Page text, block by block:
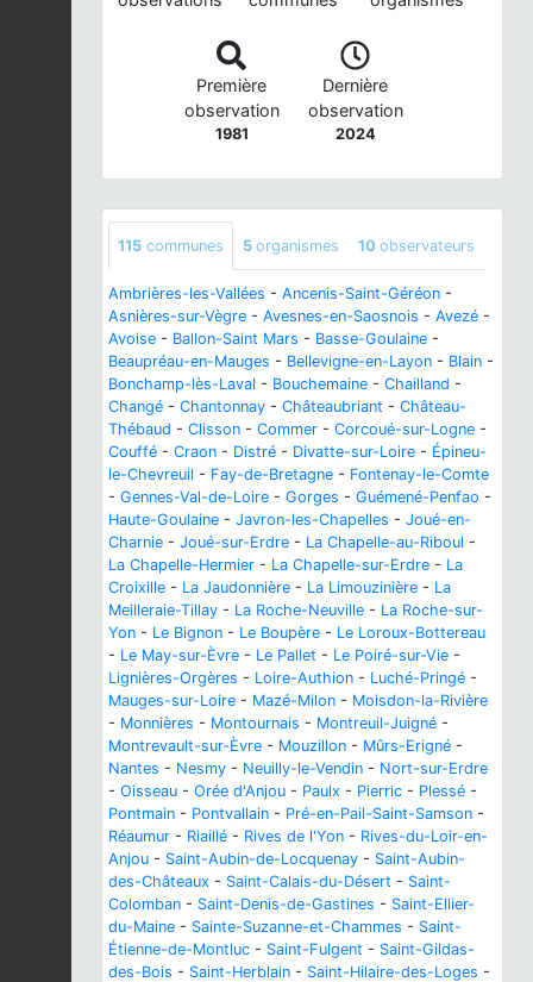
Première
observation
1981
Dernière
observation
2024
115 communes 5 organismes 10 observateurs
Ambrières-les-Vallées - Ancenis-Saint-Géréon -
Asnières-sur-Vègre - Avesnes-en-Saosnois - Avezé -
Avoise - Ballon-Saint Mars - Basse-Goulaine -
Beaupréau-en-Mauges - Bellevigne-en-Layon - Blain -
Bonchamp-lès-Laval - Bouchemaine - Chailland -
Changé - Chantonnay - Châteaubriant - Château-
Thébaud - Clisson - Commer - Corcoué-sur-Logne -
Couffé - Craon - Distré - Divatte-sur-Loire - Épineu-
le-Chevreuil - Fay-de-Bretagne - Fontenay-le-Comte
- Gennes-Val-de-Loire - Gorges - Guémené-Penfao -
Haute-Goulaine - Javron-les-Chapelles - Joué-en-
Charnie - Joué-sur-Erdre - La Chapelle-au-Riboul -
La Chapelle-Hermier - La Chapelle-sur-Erdre - La
Croixille - La Jaudonnière - La Limouzinière - La
Meilleraie-Tillay - La Roche-Neuville - La Roche-sur-
Yon - Le Bignon - Le Boupère - Le Loroux-Bottereau
- Le May-sur-Èvre - Le Pallet - Le Poiré-sur-Vie -
Lignières-Orgères - Loire-Authion - Luché-Pringé -
Mauges-sur-Loire - Mazé-Milon - Moisdon-la-Rivière
- Monnières - Montournais - Montreuil-Juigné -
Montrevault-sur-Èvre - Mouzillon - Mûrs-Erigné -
Nantes - Nesmy - Neuilly-le-Vendin - Nort-sur-Erdre
- Oisseau - Orée d'Anjou - Paulx - Pierric - Plessé -
Pontmain - Pontvallain - Pré-en-Pail-Saint-Samson -
Réaumur - Riaillé - Rives de l'Yon - Rives-du-Loir-en-
Anjou - Saint-Aubin-de-Locquenay - Saint-Aubin-
des-Châteaux - Saint-Calais-du-Désert - Saint-
Colomban - Saint-Denis-de-Gastines - Saint-Ellier-
du-Maine - Sainte-Suzanne-et-Chammes - Saint-
Étienne-de-Montluc - Saint-Fulgent - Saint-Gildas-
des-Bois - Saint-Herblain - Saint-Hilaire-des-Loges -